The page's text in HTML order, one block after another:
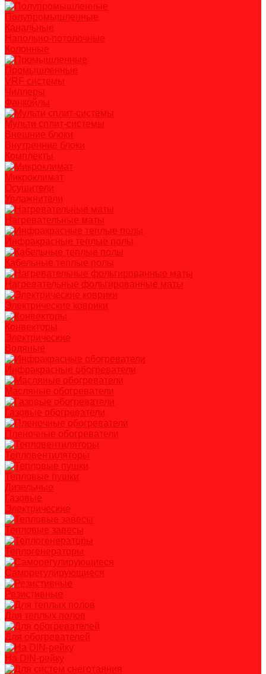
Полупромышленные
Канальные
Напольно-потолочные
Колонные
Промышленные
VRF системы
Чиллеры
Фанкойлы
Мульти сплит-системы
Внешние блоки
Внутренние блоки
Комплекты
Микроклимат
Осушители
Увлажнители
Нагревательные маты
Инфракрасные теплые полы
Кабельные теплые полы
Нагревательные фольгированные маты
Электрические коврики
Конвекторы
Электрические
Водяные
Инфракрасные обогреватели
Масляные обогреватели
Газовые обогреватели
Пленочные обогреватели
Тепловентиляторы
Тепловые пушки
Дизельные
Газовые
Электрические
Тепловые завесы
Теплогенераторы
Саморегулирующиеся
Резистивные
Для теплых полов
Для обогревателей
На DIN-рейку